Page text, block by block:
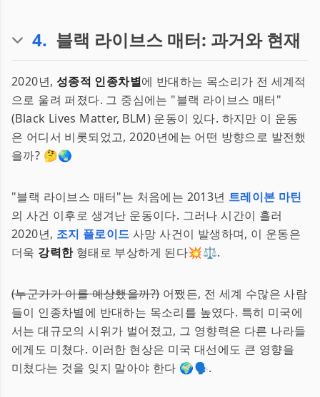
4. 블랙 라이브스 매터: 과거와 현재
2020년, 성종적 인종차별에 반대하는 목소리가 전 세계적
으로 울려 퍼졌다. 그 중심에는 "블랙 라이브스 매터"
(Black Lives Matter, BLM) 운동이 있다. 하지만 이 운동
은 어디서 비롯되었고, 2020년에는 어떤 방향으로 발전했
을까? 🤔🌏
"블랙 라이브스 매터"는 처음에는 2013년 트레이본 마틴
의 사건 이후로 생겨난 운동이다. 그러나 시간이 흘러
2020년, 조지 플로이드 사망 사건이 발생하며, 이 운동은
더욱 강력한형태로 부상하게 된다💥⚖️.
(누군가가 이를 예상했을까?)어쨌든, 전 세계 수많은 사람
들이 인종차별에 반대하는 목소리를 높였다. 특히 미국에
서는 대규모의 시위가 벌어졌고, 그 영향력은 다른 나라들
에게도 미쳤다. 이러한 현상은 미국 대선에도 큰 영향을
미쳤다는 것을 잊지 말아야 한다 🌍🗣️.